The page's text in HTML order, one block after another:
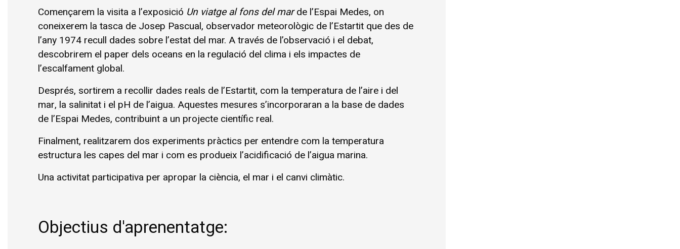
Començarem la visita a l’exposició Un viatge al fons del mar de l’Espai Medes, on
coneixerem la tasca de Josep Pascual, observador meteorològic de l’Estartit que des de
l’any 1974 recull dades sobre l’estat del mar. A través de l’observació i el debat,
descobrirem el paper dels oceans en la regulació del clima i els impactes de
l’escalfament global.
Després, sortirem a recollir dades reals de l’Estartit, com la temperatura de l’aire i del
mar, la salinitat i el pH de l’aigua. Aquestes mesures s’incorporaran a la base de dades
de l’Espai Medes, contribuint a un projecte científic real.
Finalment, realitzarem dos experiments pràctics per entendre com la temperatura
estructura les capes del mar i com es produeix l’acidificació de l’aigua marina.
Una activitat participativa per apropar la ciència, el mar i el canvi climàtic.
Objectius d'aprenentatge: